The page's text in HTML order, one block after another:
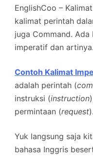
EnglishCoo –
kalimat perintah
juga Command.
imperatif dan artinya.
Contoh Kalimat
adalah perintah (
instruksi (instruction
permintaan (request).
Yuk langsung saja
bahasa Inggris